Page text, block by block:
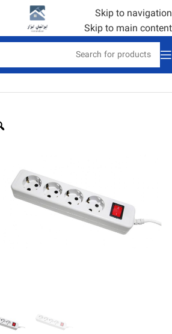
Skip to navigation
Skip to main content